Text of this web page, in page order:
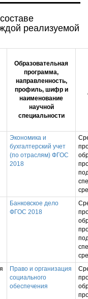
реализуемой
Образовательная
программа,
направленность,
профиль, шифр и
наименование
научной
специальности
Экономика и
бухгалтерский учет
(по отраслям) ФГОС
2018
Банковское дело
ФГОС 2018
Право и организация
социального
обеспечения